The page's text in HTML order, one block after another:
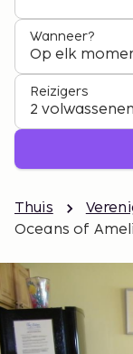
Wanneer?
Op elk
Reizigers
2 volwassenen
Thuis
Oceans of